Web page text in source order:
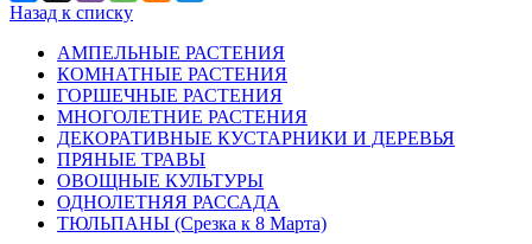
Назад к списку
АМПЕЛЬНЫЕ РАСТЕНИЯ
КОМНАТНЫЕ РАСТЕНИЯ
ГОРШЕЧНЫЕ РАСТЕНИЯ
МНОГОЛЕТНИЕ РАСТЕНИЯ
ДЕКОРАТИВНЫЕ КУСТАРНИКИ И ДЕРЕВЬЯ
ПРЯНЫЕ ТРАВЫ
ОВОЩНЫЕ КУЛЬТУРЫ
ОДНОЛЕТНЯЯ РАССАДА
ТЮЛЬПАНЫ (Срезка к 8 Марта)